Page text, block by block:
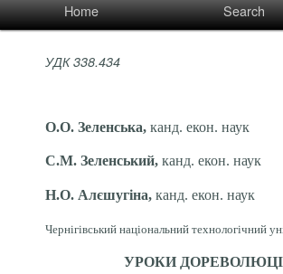
Home Search
УДК 338.434
О.О. Зеленська, канд. екон. наук
С.М. Зеленський, канд. екон. наук
Н.О. Алєшугіна, канд. екон. наук
Чернігівський національний технологічний
УРОКИ